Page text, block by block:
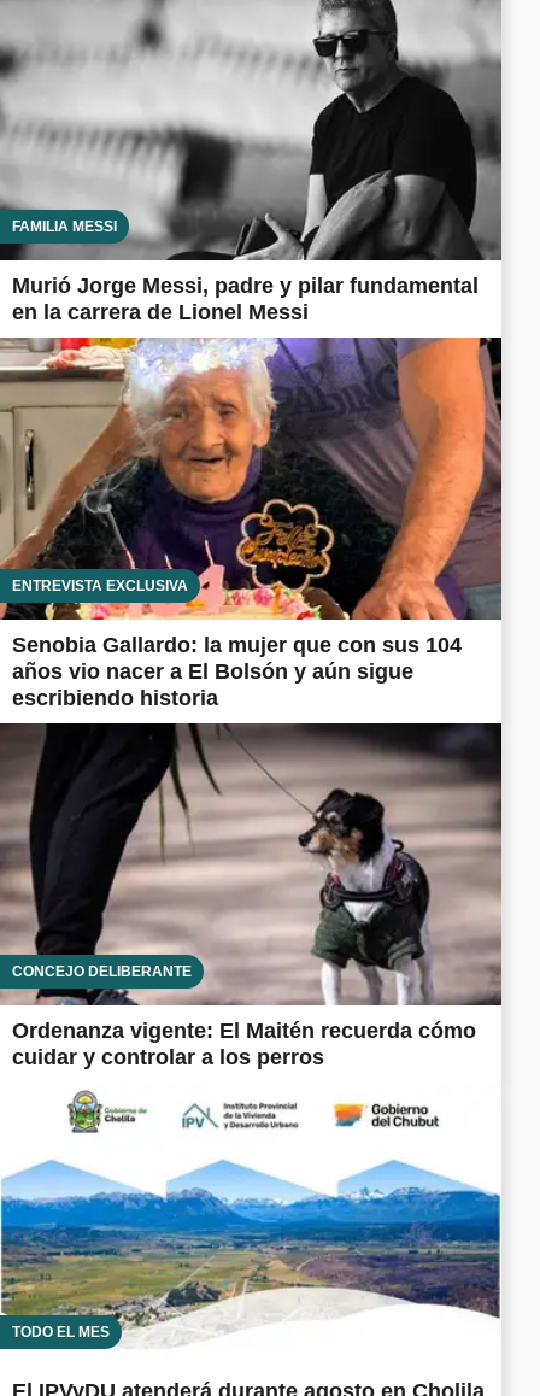
FAMILIA MESSI
Murió Jorge Messi, padre y pilar fundamental
en la carrera de Lionel Messi
ENTREVISTA EXCLUSIVA
Senobia Gallardo: la mujer que con sus 104
años vio nacer a El Bolsón y aún sigue
escribiendo historia
CONCEJO DELIBERANTE
Ordenanza vigente: El Maitén recuerda cómo
cuidar y controlar a los perros
TODO EL MES
El IPVyDU atenderá durante agosto en Cholila